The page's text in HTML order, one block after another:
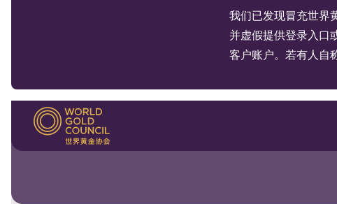
我们已发现冒充世界
并虚假提供登录入口
客户账户。若有人自